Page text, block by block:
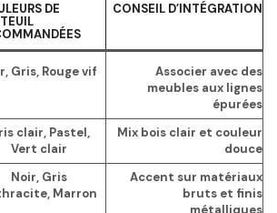
DE
CONSEIL D’INTÉGRATION
Gris, Rouge vif
Associer avec des
meubles aux lignes
épurées
clair, Pastel,
Vert clair
Mix bois clair et couleur
douce
Noir, Gris
Marron
Accent sur matériaux
bruts et finis